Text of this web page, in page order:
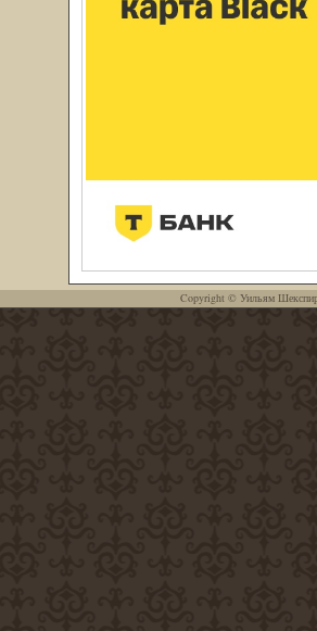
Copyright © Уильям